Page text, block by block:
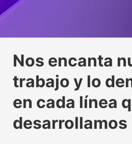
propulsora del IoT
Conoce nuestra
usuarios y
Conoce nuestra factoría
oficial del Kit
Leer más
propulsora del IoT
Conoce nuestra
usuarios y
Conoce nuestra factoría
oficial del Kit
Leer más
propulsora del IoT
Conoce nuestra
usuarios y
Conoce nuestra factoría
oficial del Kit
Leer más
Nos encanta
trabajo y lo
en cada línea
desarrollamos